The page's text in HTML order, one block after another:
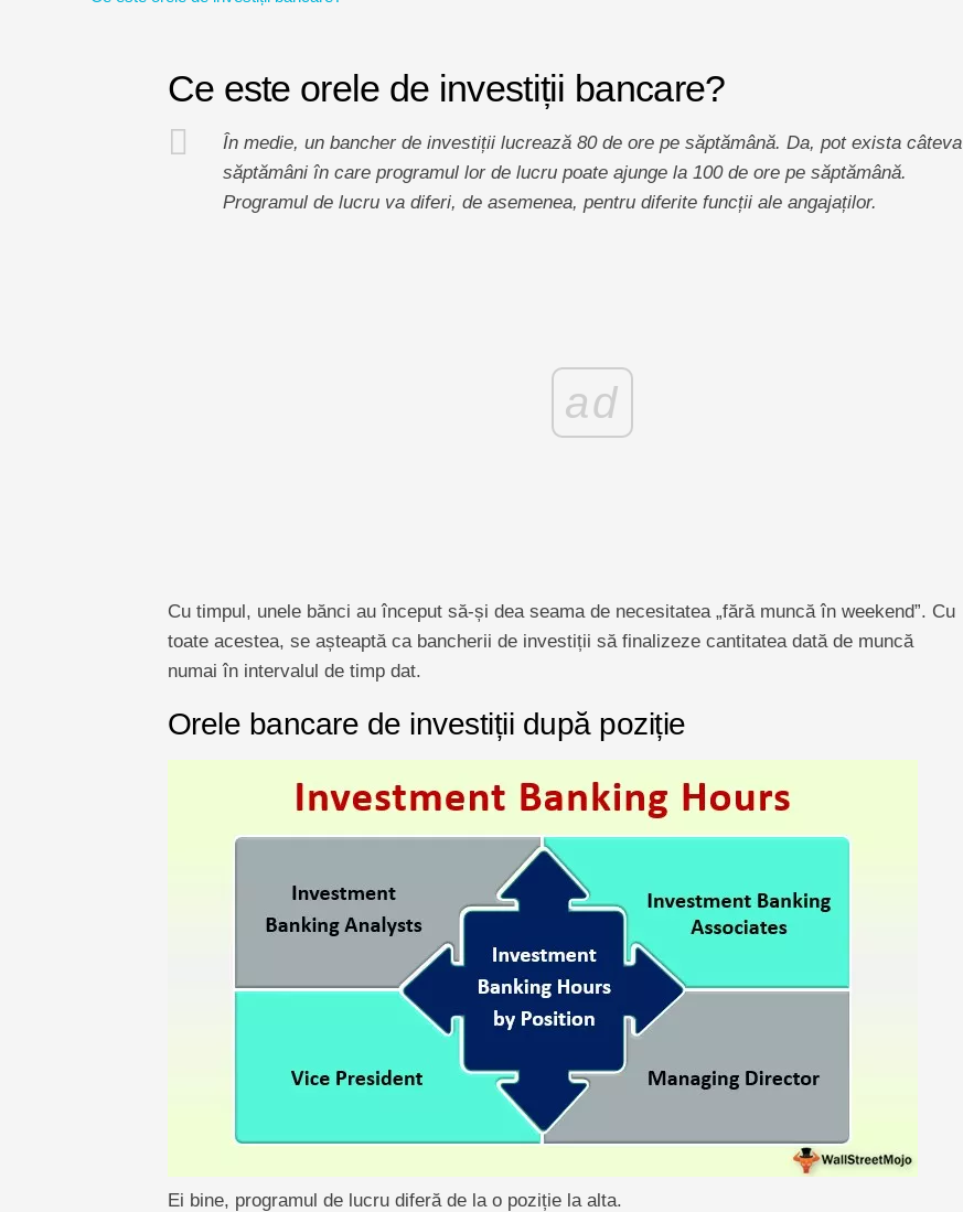
Ce este orele de investiții bancare?
În medie, un bancher de investiții lucrează 80 de ore pe săptămână. Da, pot exista câteva
săptămâni în care programul lor de lucru poate ajunge la 100 de ore pe săptămână.
Programul de lucru va diferi, de asemenea, pentru diferite funcții ale angajaților.
ad
Cu timpul, unele bănci au început să-și dea seama de necesitatea „fără muncă în weekend”. Cu
toate acestea, se așteaptă ca bancherii de investiții să finalizeze cantitatea dată de muncă
numai în intervalul de timp dat.
Orele bancare de investiții după poziție
Ei bine, programul de lucru diferă de la o poziție la alta.